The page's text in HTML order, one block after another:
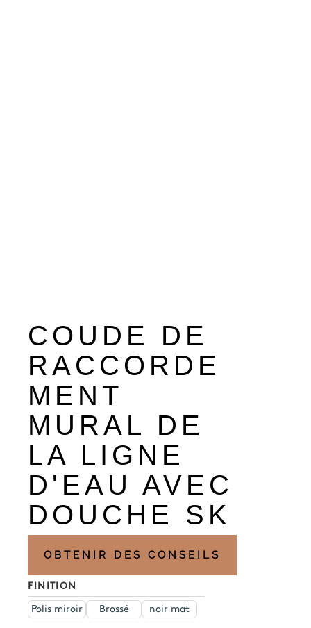
COUDE DE
RACCORDE
MENT
MURAL DE
LA LIGNE
D'EAU AVEC
DOUCHE SK
OBTENIR DES CONSEILS
FINITION
Polis miroir Brossé noir mat